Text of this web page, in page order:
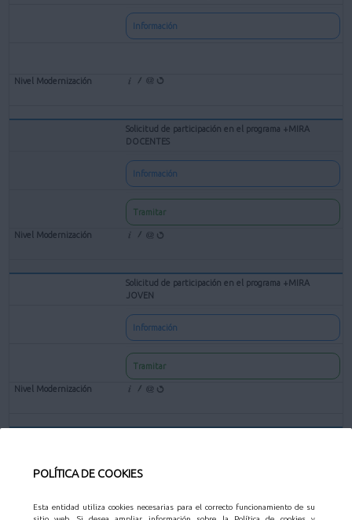
POLÍTICA DE COOKIES
Esta entidad utiliza cookies necesarias para el correcto funcionamiento de su
Información
Solicitud de participación en el programa +MIRA
DOCENTES
Información
Tramitar
Solicitud de participación en el programa +MIRA
JOVEN
Información
Tramitar